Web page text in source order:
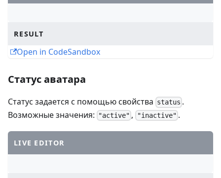
RESULT
Open in CodeSandbox
Статус аватара
Статус задается с помощью свойства status .
Возможные значения:
"active" , "inactive" .
LIVE EDITOR